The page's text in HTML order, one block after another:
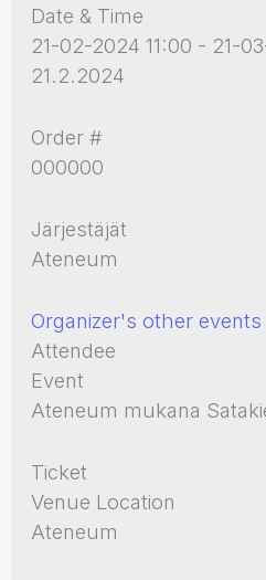
Date & Time
21-02-2024 11:00 - 21-
21.2.2024
Order #
000000
Järjestäjät
Ateneum
Organizer's other events
Attendee
Event
Ateneum mukana
Ticket
Venue Location
Ateneum